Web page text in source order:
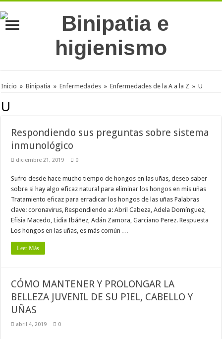
Inicio » Binipatia » Enfermedades » Enfermedades de la A a la Z » U
U
Respondiendo sus preguntas sobre sistema
inmunológico
diciembre 21, 2019 0
Sufro desde hace mucho tiempo de hongos en las uñas, deseo saber
sobre si hay algo eficaz natural para eliminar los hongos en mis uñas
Tratamiento eficaz para erradicar los hongos de las uñas Palabras
clave: coronavirus, Respondiendo a: Abril Cabeza, Adela Domínguez,
Efisia Macedo, Lidia Ibáñez, Adán Zamora, Garciano Perez. Respuesta
Los hongos en las uñas, es más común …
Leer Más
CÓMO MANTENER Y PROLONGAR LA
BELLEZA JUVENIL DE SU PIEL, CABELLO Y
UÑAS
abril 4, 2019 0